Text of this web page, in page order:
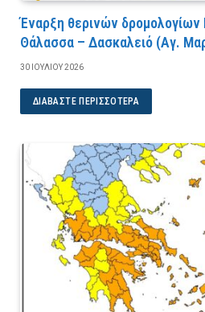
Έναρξη θερινών
Θάλασσα – Δασκαλειό (Αγ.
30 ΙΟΥΛΊΟΥ 2026
ΔΙΑΒΆΣΤΕ ΠΕΡΙΣΣΌΤΕΡΑ